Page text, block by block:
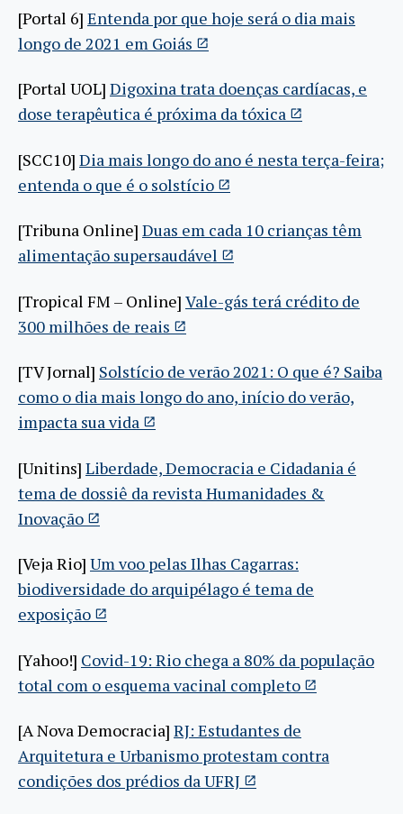
[Portal 6] Entenda por que hoje será o dia mais
longo de 2021 em Goiás
[Portal UOL] Digoxina trata doenças cardíacas, e
dose terapêutica é próxima da tóxica
[SCC10] Dia mais longo do ano é nesta terça-feira;
entenda o que é o solstício
[Tribuna Online] Duas em cada 10 crianças têm
alimentação supersaudável
[Tropical FM – Online] Vale-gás terá crédito de
300 milhões de reais
[TV Jornal] Solstício de verão 2021: O que é? Saiba
como o dia mais longo do ano, início do verão,
impacta sua vida
[Unitins] Liberdade, Democracia e Cidadania é
tema de dossiê da revista Humanidades &
Inovação
[Veja Rio] Um voo pelas Ilhas Cagarras:
biodiversidade do arquipélago é tema de
exposição
[Yahoo!] Covid-19: Rio chega a 80% da população
total com o esquema vacinal completo
[A Nova Democracia] RJ: Estudantes de
Arquitetura e Urbanismo protestam contra
condições dos prédios da UFRJ